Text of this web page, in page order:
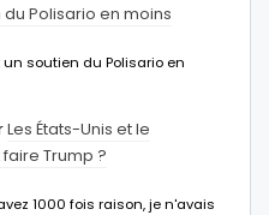
Polisario en moins
soutien du Polisario en
Les États-Unis et le
Trump ?
1000 fois raison, je n'avais